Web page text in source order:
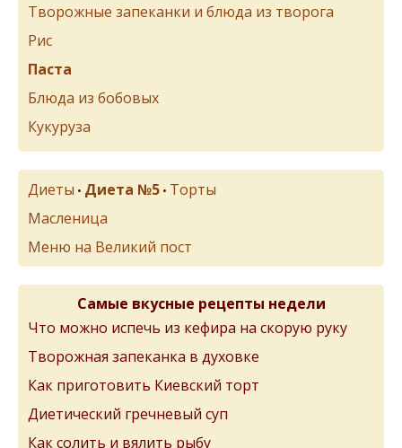
Творожные запеканки и блюда из творога
Рис
Паста
Блюда из бобовых
Кукуруза
Диеты • Диета №5 • Торты
Масленица
Меню на Великий пост
Самые вкусные рецепты недели
Что можно испечь из кефира на скорую руку
Творожная запеканка в духовке
Как приготовить Киевский торт
Диетический гречневый суп
Как солить и вялить рыбу